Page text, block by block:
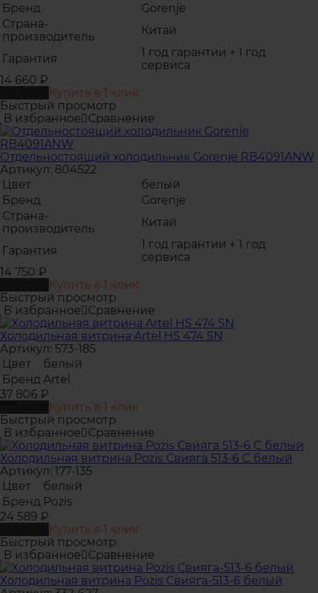
Бренд
Gorenje
Страна-
производитель
Китай
Гарантия
1 год гарантии + 1 год
сервиса
14 660 ₽
Купить в 1 клик
Быстрый просмотр
В избранное
Сравнение
Отдельностоящий холодильник Gorenje RB4091ANW
Артикул: 804522
Цвет
белый
Бренд
Gorenje
Страна-
производитель
Китай
Гарантия
1 год гарантии + 1 год
сервиса
14 750 ₽
Купить в 1 клик
Быстрый просмотр
В избранное
Сравнение
Холодильная витрина Artel HS 474 SN
Артикул: 573-185
Цвет
белый
Бренд Artel
37 806 ₽
Купить в 1 клик
Быстрый просмотр
В избранное
Сравнение
Холодильная витрина Pozis Свияга 513-6 C белый
Артикул: 177-135
Цвет
белый
Бренд Pozis
24 589 ₽
Купить в 1 клик
Быстрый просмотр
В избранное
Сравнение
Холодильная витрина Pozis Свияга-513-6 белый